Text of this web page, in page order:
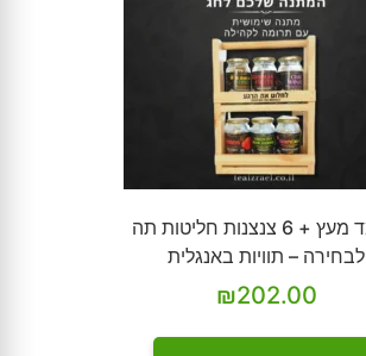
מעמד מעץ + 6 צנצנות חליטות תה
לבחירה – תוויות באנגלית
₪202.00